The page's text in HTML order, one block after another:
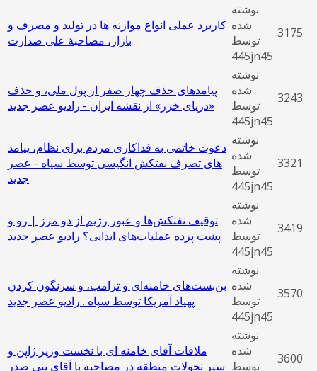
کاربرد عملی انواع موازنه ها در تولید و مصرف و
بازار، مصاحبۀ علی صدارت
نوشته
شده
توسط
445jn45
3175
پیامدهای حذف چهار صفر از پول ملی، و حذف
«دریای خزر» از نقشه ایران - رادیو عصر جدید
نوشته
شده
توسط
445jn45
3243
دعوت خاتمی به فداکاری مردم برای نظام، پیامد
های تصرف نفتکش انگیسی توسط سپاه - عصر
جدید
نوشته
شده
توسط
445jn45
3321
توقیف نفتکش‌ها و عبور رژیم از دو مرز | رو و
پشت پرده عملیات‌های ایذایی؟ رادیو عصر جدید
نوشته
شده
توسط
445jn45
3419
بن‌بست‌های خامنه‌ای و ترامپ، و سرنگون کردن
پهپاد آمریکا توسط سپاه . رادیو عصر جدید
نوشته
شده
توسط
445jn45
3570
ملاقات آقای خامنه ای با نخست وزیر ژاپن و
سیر تحولات منطقه در مصاحبه با آقای بنی صدر
نوشته
شده
توسط
3600